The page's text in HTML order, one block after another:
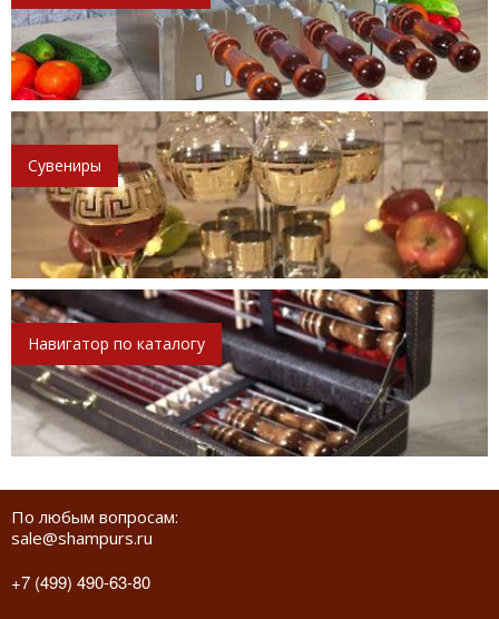
Сувениры
Навигатор по каталогу
По любым вопросам:
sale@shampurs.ru
+7 (499) 490-63-80